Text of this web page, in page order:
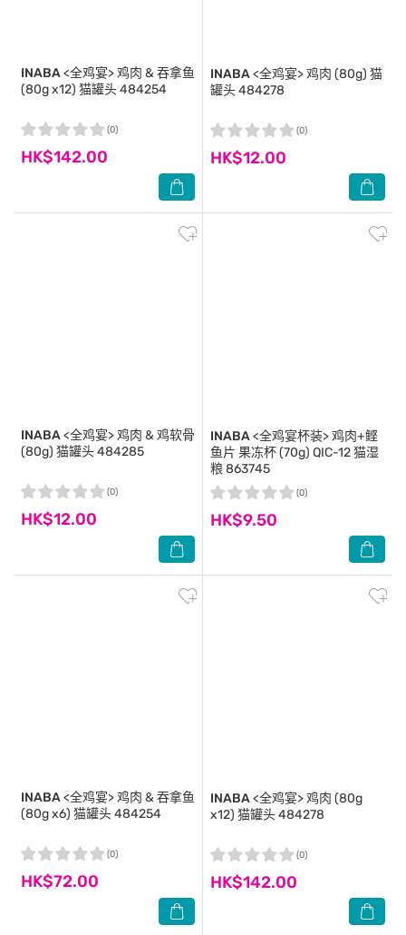
INABA<全鸡宴> 鸡肉 & 吞拿鱼
(80g x12) 猫罐头 484254
HK$142.00
(0)
INABA<全鸡宴> 鸡肉 (80g) 猫
罐头 484278
HK$12.00
(0)
INABA<全鸡宴> 鸡肉 & 鸡软骨
(80g) 猫罐头 484285
HK$12.00
(0)
INABA<全鸡宴杯装> 鸡肉+鲣
鱼片 果冻杯 (70g) QIC-12 猫湿
粮 863745
HK$9.50
(0)
INABA<全鸡宴> 鸡肉 & 吞拿鱼
(80g x6) 猫罐头 484254
HK$72.00
(0)
INABA<全鸡宴> 鸡肉 (80g
x12) 猫罐头 484278
HK$142.00
(0)